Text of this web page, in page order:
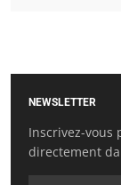
NEWSLETTER
Inscrivez-vous
directement